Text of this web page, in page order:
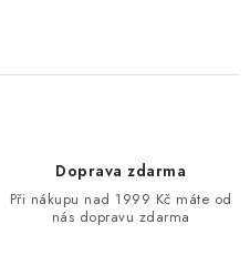
Doprava zdarma
Při nákupu nad 1999 Kč máte od
nás dopravu zdarma